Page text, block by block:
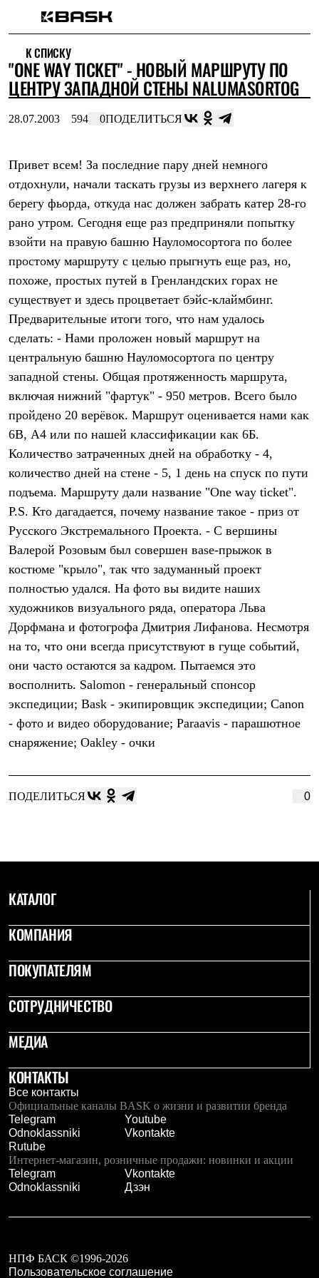
Интернет-магазин
Мужская одежда
Утепленная пухом
Куртки
Жилеты
Куртки
Брюки
Штормовая одежда
Куртки
Софтшелл одежда
Куртки
Брюки
Флисовая одежда
Куртки
Брюки
Термобелье
Теплое термобелье
Среднее термобелье
Легкое термобелье
Лёгкая одежда
Футболки
Толстовки
Брюки
Шорты
Женская одежда
Утепленная пухом
Брюки
Жилеты
Утепленная синтетикой
Куртки
Брюки
Штормовая одежда
Софтшелл одежда
Куртки
Брюки
Лёгкая одежда
Рубашки
Футболки
Брюки
Термобелье
Теплое термобелье
Среднее термобелье
Легкое термобелье
Детская одежда
Куртки
Брюки
Футболки
Брюки
Софтшелл одежда
Флисовая одежда
Куртки
Брюки
Жилеты
Термобелье
Комплект термобелья
Снаряжение
Палатки и тенты
Палатки
Тенты
Аксессуары для палаток
Рюкзаки
Экспедиционные
Легкоходные
Городские
Пуховые
Комбинированные
К СПИСКУ
"ONE WAY TICKET" - НОВЫЙ МАРШРУТУ ПО
ЦЕНТРУ ЗАПАДНОЙ СТЕНЫ NALUMASORTOG
28.07.2003 594 0ПОДЕЛИТЬСЯ
Привет всем! За последние пару дней немного
отдохнули, начали таскать грузы из верхнего лагеря к
берегу фьорда, откуда нас должен забрать катер 28-го
рано утром. Сегодня еще раз предприняли попытку
взойти на правую башню Науломосортога по более
простому маршруту с целью прыгнуть еще раз, но,
похоже, простых путей в Гренландских горах не
существует и здесь процветает бэйс-клаймбинг.
Предварительные итоги того, что нам удалось
сделать: - Нами проложен новый маршрут на
центральную башню Науломосортога по центру
западной стены. Общая протяженность маршрута,
включая нижний "фартук" - 950 метров. Всего было
пройдено 20 верёвок. Маршрут оценивается нами как
6В, А4 или по нашей классификации как 6Б.
Количество затраченных дней на обработку - 4,
количество дней на стене - 5, 1 день на спуск по пути
подъема. Маршруту дали название "One way ticket".
P.S. Кто дагадается, почему название такое - приз от
Русского Экстремального Проекта. - С вершины
Валерой Розовым был совершен вase-прыжок в
костюме "крыло", так что задуманный проект
полностью удался. На фото вы видите наших
художников визуального ряда, оператора Льва
Дорфмана и фотогрофа Дмитрия Лифанова. Несмотря
на то, что они всегда присутствуют в гуще событий,
они часто остаются за кадром. Пытаемся это
восполнить. Salomon - генеральный спонсор
экспедиции; Bask - экипировщик экспедиции; Canon
- фото и видео оборудование; Paraavis - парашютное
снаряжение; Oakley - очки
ПОДЕЛИТЬСЯ 0
КАТАЛОГ
КОМПАНИЯ
ПОКУПАТЕЛЯМ
СОТРУДНИЧЕСТВО
МЕДИА
КОНТАКТЫ
Все контакты
Официальные каналы BASK о жизни и развитии бренда
Telegram
Youtube
Odnoklassniki
Vkontakte
Rutube
Интернет-магазин, розничные продажи: новинки и акции
Telegram
Vkontakte
Odnoklassniki
Дзэн
НПФ БАСК ©1996-2026
Пользовательское соглашение